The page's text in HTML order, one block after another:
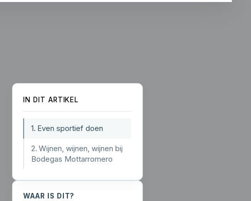
WAAR IS DIT?
IN DIT ARTIKEL
Even sportief doen
Wijnen, wijnen, wijnen bij
Bodegas Mottarromero